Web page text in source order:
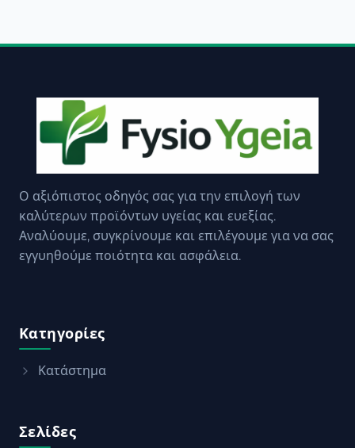
Ο αξιόπιστος οδηγός σας για την επιλογή των
καλύτερων προϊόντων υγείας και ευεξίας.
Αναλύουμε, συγκρίνουμε και επιλέγουμε για να σας
εγγυηθούμε ποιότητα και ασφάλεια.
Κατηγορίες
Κατάστημα
Σελίδες